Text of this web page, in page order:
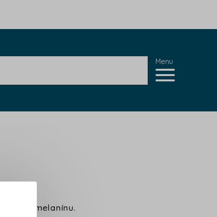
Menu
melanínu.